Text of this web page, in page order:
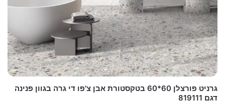
גרניט פורצלן 60*60 בטקסטורת אבן צ'פו די גרה בגוון פנינה
דגם 819111